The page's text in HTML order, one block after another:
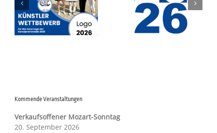
Termine 2026 im
Überblick
Le Marché Gourmand –
Französischer Markt in
Schwetzingen
Kommende Veranstaltungen
Verkaufsoffener Mozart-Sonntag
20. September 2026